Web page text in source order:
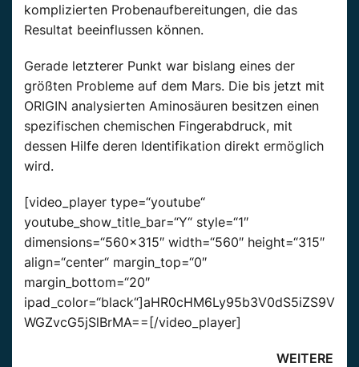
komplizierten Probenaufbereitungen, die das
Resultat beeinflussen können.
Gerade letzterer Punkt war bislang eines der
größten Probleme auf dem Mars. Die bis jetzt mit
ORIGIN analysierten Aminosäuren besitzen einen
spezifischen chemischen Fingerabdruck, mit
dessen Hilfe deren Identifikation direkt ermöglich
wird.
[video_player type=“youtube“
youtube_show_title_bar=“Y“ style=“1″
dimensions=“560×315″ width=“560″ height=“315″
align=“center“ margin_top=“0″
margin_bottom=“20″
ipad_color=“black“]aHR0cHM6Ly95b3V0dS5iZS9V
WGZvcG5jSlBrMA==[/video_player]
WEITERE